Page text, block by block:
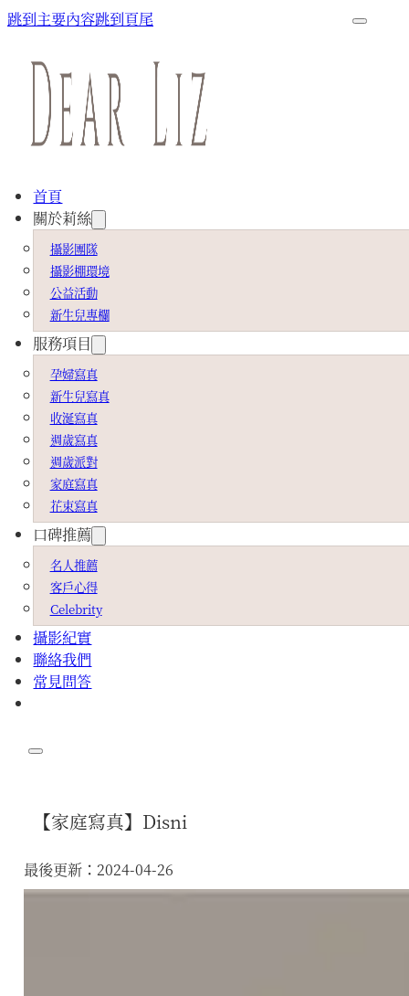
跳到主要內容跳到頁尾
首頁
關於莉絲
攝影團隊
攝影棚環境
公益活動
新生兒專欄
服務項目
孕婦寫真
新生兒寫真
收涎寫真
週歲寫真
週歲派對
家庭寫真
花束寫真
口碑推薦
名人推薦
客戶心得
Celebrity
攝影紀實
聯絡我們
常見問答
【家庭寫真】Disni
最後更新：2024-04-26